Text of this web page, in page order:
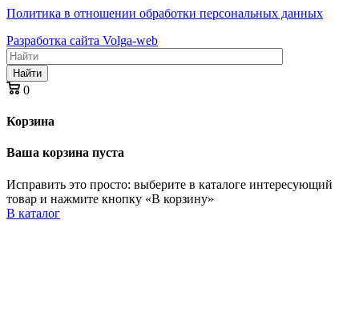
Политика в отношении обработки персональных данных
Разработка сайта Volga-web
Найти
0
Корзина
Ваша корзина пуста
Исправить это просто: выберите в каталоге интересующий
товар и нажмите кнопку «В корзину»
В каталог